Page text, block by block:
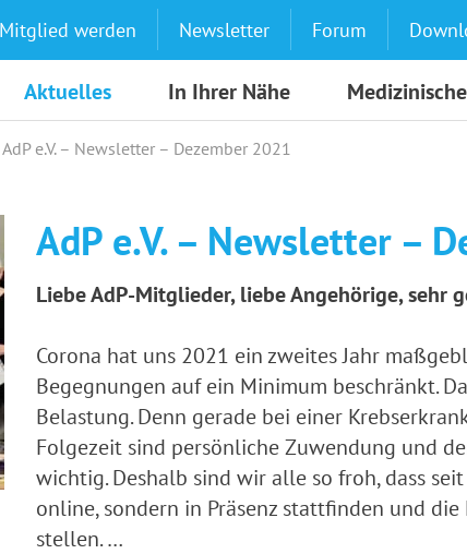
Mitglied werden Newsletter Forum
Aktuelles In Ihrer Nähe
AdP e.V. – Newsletter – Dezember 2021
AdP e.V. – Newsletter –
Liebe AdP-Mitglieder, liebe Angehörige, sehr
Corona hat uns 2021 ein zweites Jahr
Begegnungen auf ein Minimum beschränkt.
Belastung. Denn gerade bei einer
Folgezeit sind persönliche Zuwendung und
wichtig. Deshalb sind wir alle so froh, dass
online, sondern in Präsenz stattfinden und
stellen. …